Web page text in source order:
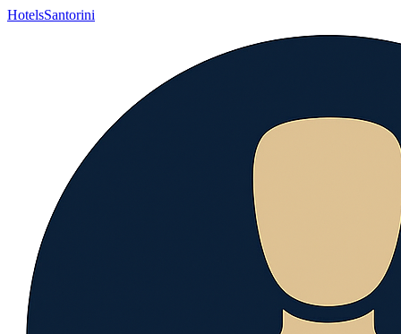
HotelsSantorini